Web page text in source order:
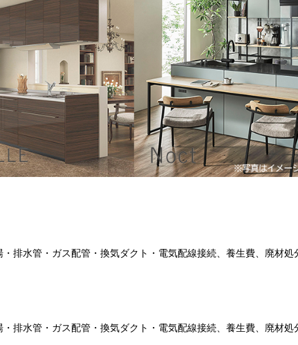
排水管・ガス配管・換気ダクト・電気配線接続、養生費、廃材処
排水管・ガス配管・換気ダクト・電気配線接続、養生費、廃材処